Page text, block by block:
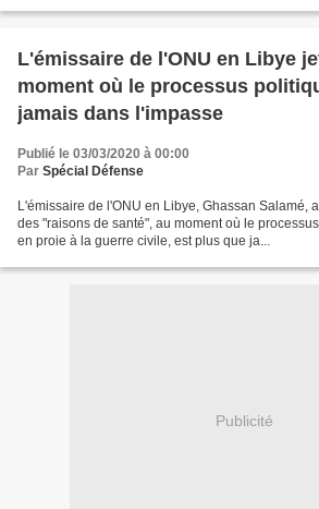
L'émissaire de l'ONU en Libye
moment où le processus
jamais dans l'impasse
Publié le 03/03/2020 à 00:00
Par Spécial Défense
L'émissaire de l'ONU en Libye, Ghassan Salamé,
des "raisons de santé", au moment où le
en proie à la guerre civile, est plus que ja...
Publicité